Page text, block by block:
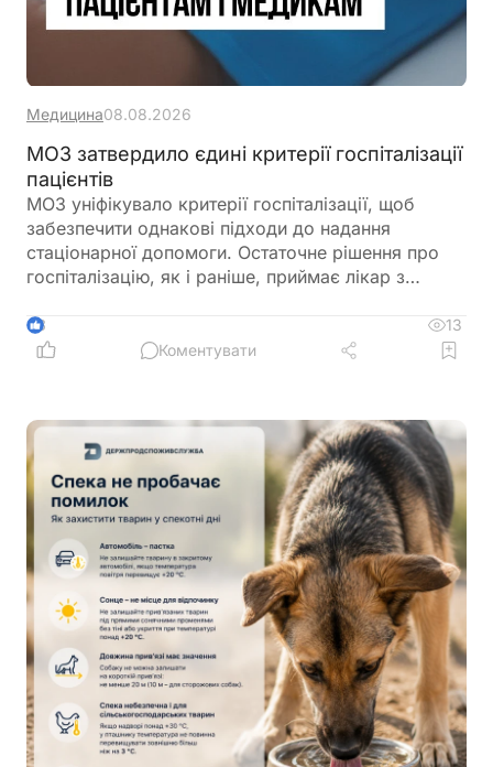
Медицина08.08.2026
МОЗ затвердило єдині критерії госпіталізації
пацієнтів
МОЗ уніфікувало критерії госпіталізації, щоб
забезпечити однакові підходи до надання
стаціонарної допомоги. Остаточне рішення про
госпіталізацію, як і раніше, приймає лікар з
3
13
Коментувати